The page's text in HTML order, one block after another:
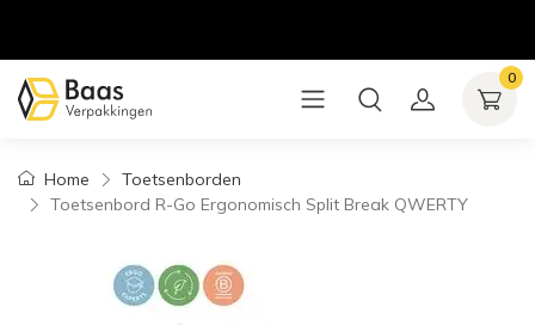
0
Home
Toetsenborden
Toetsenbord R-Go Ergonomisch Split Break QWERTY